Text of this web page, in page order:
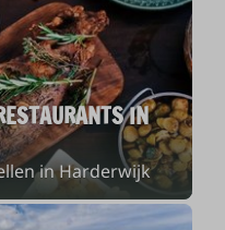
IN
in Harderwijk